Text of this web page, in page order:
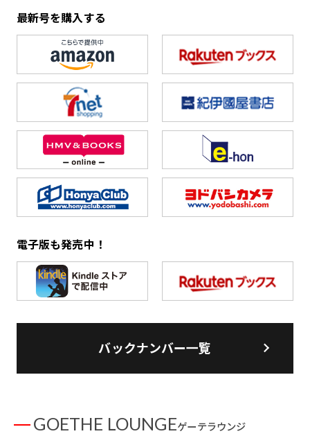
最新号を購入する
電子版も発売中！
バックナンバー一覧
GOETHE LOUNGEゲーテラウンジ